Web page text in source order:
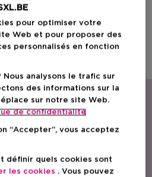
de produits de soin et cosmétiques,
beauté par excellence en Belgique.
pour optimiser votre
Web et pour proposer des
personnalisés en fonction
analysons le trafic sur
des informations sur la
sur notre site Web.
de confidentialite
“Accepter”, vous acceptez
définir quels cookies sont
les cookies . Vous pouvez